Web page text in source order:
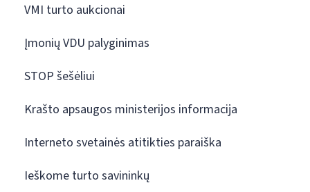
VMI turto aukcionai
Įmonių VDU palyginimas
STOP šešėliui
Krašto apsaugos ministerijos informacija
Interneto svetainės atitikties paraiška
Ieškome turto savininkų